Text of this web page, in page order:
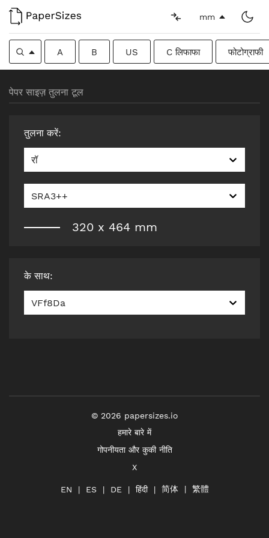
mm
A B US C लिफाफा फोटोग्राफी
पेपर साइज़ तुलना टूल
तुलना करें:
रॉ
SRA3++
320 x 464 mm
के साथ:
VFf8Da
© 2026 papersizes.io
हमारे बारे में
गोपनीयता और कुकी नीति
X
EN ES DE हिंदी 简体 繁體